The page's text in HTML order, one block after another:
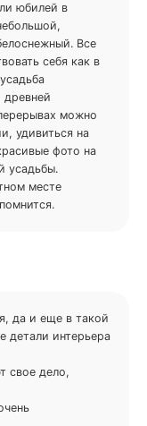
юбилей в
Все
себя как в
древней
можно
удивиться на
фото на
усадьбы.
месте
да и еще в такой
детали интерьера
свое дело,